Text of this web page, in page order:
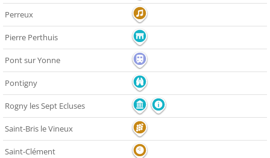
Perreux
Pierre Perthuis
Pont sur Yonne
Pontigny
Rogny les Sept Ecluses
Saint-Bris le Vineux
Saint-Clément